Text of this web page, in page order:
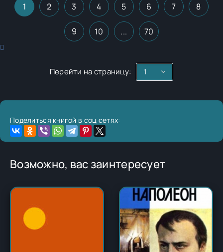
1 2 3 4 5 6 7 8
9 10 ... 70
Перейти на страницу:
Поделиться книгой в соц сетях:
Возможно, вас заинтересует